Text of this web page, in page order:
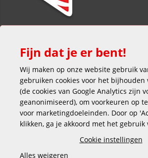
Veilig en gemakkelijk
Fijn dat je er bent!
Wij maken op onze website gebruik
gebruiken cookies voor het bijhouden
(de cookies van Google Analytics zijn
geanonimiseerd), om voorkeuren op
voor marketingdoeleinden. Door op
klikken, ga je akkoord met het gebruik
Cookie instellingen
Alles weigeren